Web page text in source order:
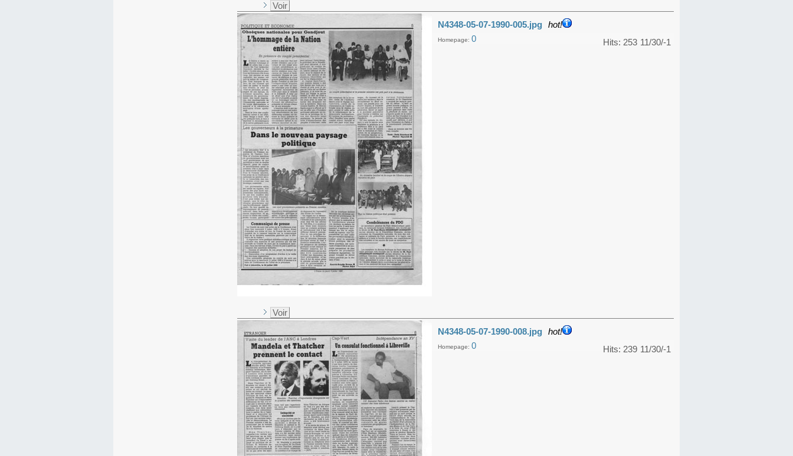
Voir
N4348-05-07-1990-005.jpg hot!
11/30/-1
Hits: 253
Homepage: 0
Voir
N4348-05-07-1990-008.jpg hot!
11/30/-1
Hits: 239
Homepage: 0